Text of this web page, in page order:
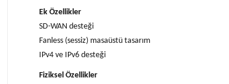
Ek Özellikler
SD-WAN desteği
Fanless (sessiz) masaüstü tasarım
IPv4 ve IPv6 desteği
Fiziksel Özellikler